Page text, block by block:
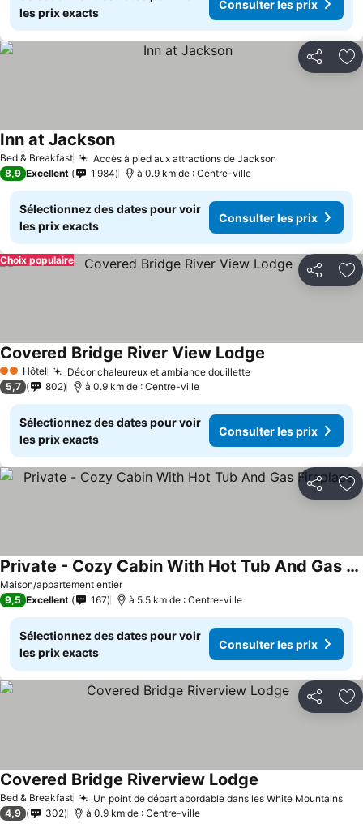
les prix exacts
Consulter les prix
Partager
Bed & Breakfast Accès à pied aux attractions de Jackson
Inn at Jackson
8,9 Excellent 1 984 à 0.9 km de : Centre-ville
Sélectionnez des dates pour voir
les prix exacts
Consulter les prix
Partager
Choix populaire
2 Étoiles
Hôtel Décor chaleureux et ambiance douillette
Covered Bridge River View Lodge
5,7 802 à 0.9 km de : Centre-ville
Sélectionnez des dates pour voir
les prix exacts
Consulter les prix
Partager
Maison/appartement entier
Private - Cozy Cabin With Hot Tub And Gas Fireplace
9,5 Excellent 167 à 5.5 km de : Centre-ville
Sélectionnez des dates pour voir
les prix exacts
Consulter les prix
Partager
Bed & Breakfast Un point de départ abordable dans les White Mountains
Covered Bridge Riverview Lodge
4,9 302 à 0.9 km de : Centre-ville